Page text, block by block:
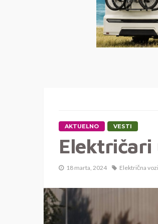
AKTUELNO VESTI
Električari
18 marta, 2024 Električna